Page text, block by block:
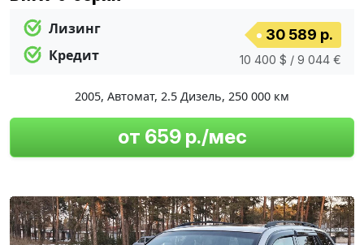
Лизинг
Кредит
30 589 р.
10 400 $ / 9 044 €
2005, Автомат, 2.5 Дизель, 250 000 км
от 659 р./мес